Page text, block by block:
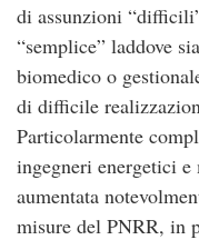
di assunzioni
“semplice” laddove
biomedico o
di difficile
Particolarmente
ingegneri energetici
aumentata
misure del PNRR, in